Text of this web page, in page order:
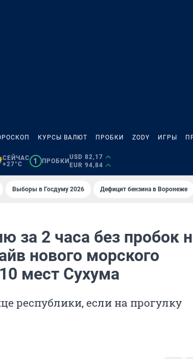
КУРСЫ ВАЛЮТ ПРОБКИ ZODY ИГРЫ
СЕЙЧАС
+27°C
1 ПРОБКИ
USD 82,17
EUR 94,84
Выборы в Госдуму 2026 Дефицит бензина в Воронеже
за 2 часа без пробок
нового морского
мест Сухума
республики, если на прогулку